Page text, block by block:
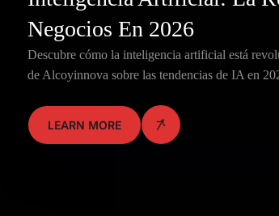
Negocios En 2026
Descubre cómo la inteligencia artificial está
de Alcoyinnova sobre las tendencias de IA en
LEARN MORE